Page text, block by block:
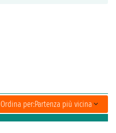
Ordina per:Partenza più vicina